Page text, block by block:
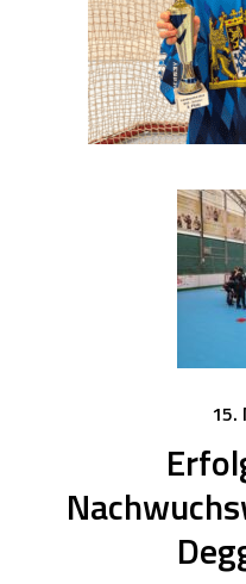
15.